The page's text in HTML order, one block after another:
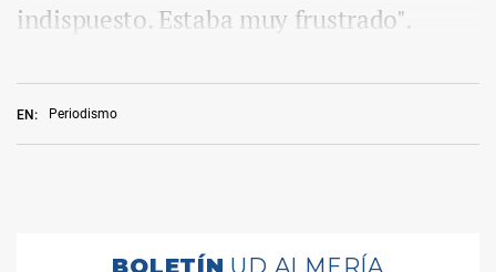
EN: Periodismo
indispuesto. Estaba muy frustrado".